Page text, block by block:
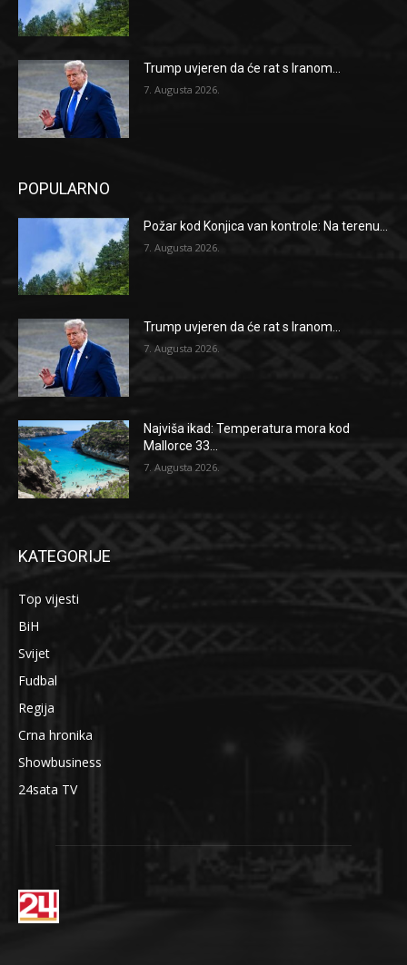
Trump uvjeren da će rat s Iranom...
7. Augusta 2026.
POPULARNO
Požar kod Konjica van kontrole: Na terenu...
7. Augusta 2026.
Trump uvjeren da će rat s Iranom...
7. Augusta 2026.
Najviša ikad: Temperatura mora kod
Mallorce 33...
7. Augusta 2026.
KATEGORIJE
Top vijesti
BiH
Svijet
Fudbal
Regija
Crna hronika
Showbusiness
24sata TV